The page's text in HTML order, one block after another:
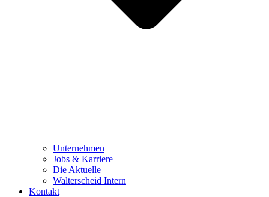
Unternehmen
Jobs & Karriere
Die Aktuelle
Walterscheid Intern
Kontakt